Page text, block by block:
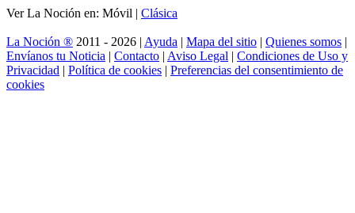
Ver La Noción en: Móvil | Clásica
La Noción ® 2011 - 2026 | Ayuda | Mapa del sitio | Quienes somos |
Envíanos tu Noticia | Contacto | Aviso Legal | Condiciones de Uso y
Privacidad | Política de cookies | Preferencias del consentimiento de
cookies